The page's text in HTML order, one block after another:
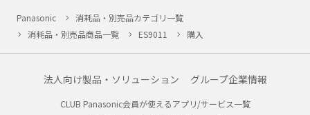
Panasonic
消耗品・別売品カテゴリ一覧
消耗品・別売品商品一覧
ES9011 購入
法人向け製品・ソリューション グループ企業情報
CLUB Panasonic会員が使えるアプリ/サービス一覧